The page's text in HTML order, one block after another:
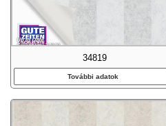
34819
További adatok